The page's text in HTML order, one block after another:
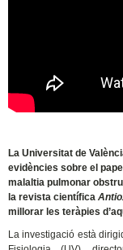
La Universitat de
evidències sobre el
malaltia pulmonar
la revista científica
millorar les teràpies
La investigació està